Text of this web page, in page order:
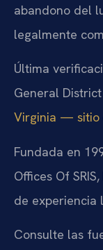
abandono del
legalmente
Última
General
Virginia — sitio
Fundada en
Offices Of
de experiencia
Consulte las